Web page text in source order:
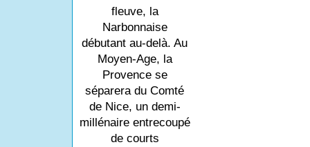
fleuve, la
Narbonnaise
débutant au-delà. Au
Moyen-Age, la
Provence se
séparera du Comté
de Nice, un demi-
millénaire entrecoupé
de courts